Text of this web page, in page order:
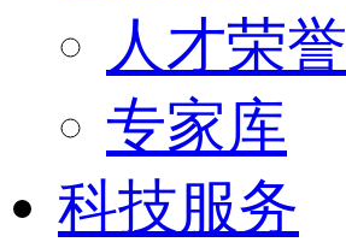
人才荣誉
专家库
科技服务